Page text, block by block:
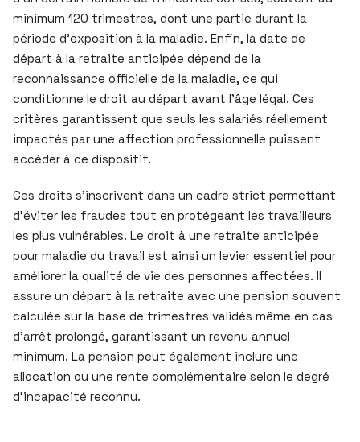
minimum 120 trimestres, dont une partie durant la
période d’exposition à la maladie. Enfin, la date de
départ à la retraite anticipée dépend de la
reconnaissance officielle de la maladie, ce qui
conditionne le droit au départ avant l’âge légal. Ces
critères garantissent que seuls les salariés réellement
impactés par une affection professionnelle puissent
accéder à ce dispositif.
Ces droits s’inscrivent dans un cadre strict permettant
d’éviter les fraudes tout en protégeant les travailleurs
les plus vulnérables. Le droit à une retraite anticipée
pour maladie du travail est ainsi un levier essentiel pour
améliorer la qualité de vie des personnes affectées. Il
assure un départ à la retraite avec une pension souvent
calculée sur la base de trimestres validés même en cas
d’arrêt prolongé, garantissant un revenu annuel
minimum. La pension peut également inclure une
allocation ou une rente complémentaire selon le degré
d’incapacité reconnu.